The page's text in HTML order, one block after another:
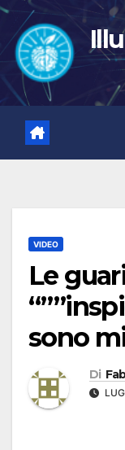
Salta
contenuto
VIDEO
Le
sono
Di